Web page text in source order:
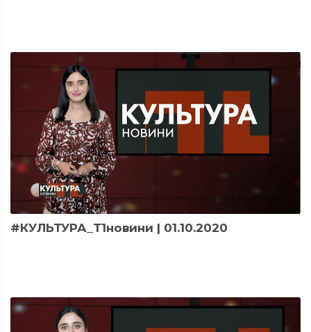
#КУЛЬТУРА_Т1новини | 01.10.2020